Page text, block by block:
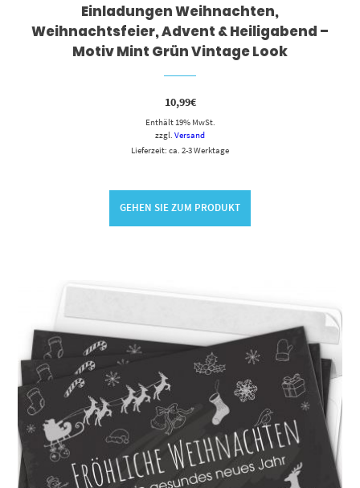
Einladungen Weihnachten,
Weihnachtsfeier, Advent & Heiligabend –
Motiv Mint Grün Vintage Look
10,99€
Enthält 19% MwSt.
zzgl. Versand
Lieferzeit: ca. 2-3 Werktage
GEHEN SIE ZUM PRODUKT